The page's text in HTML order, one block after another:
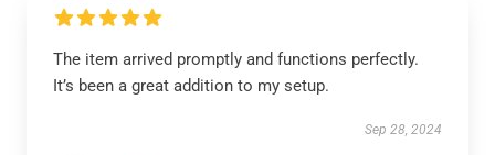
The item arrived promptly and functions perfectly.
It’s been a great addition to my setup.
Sep 28, 2024